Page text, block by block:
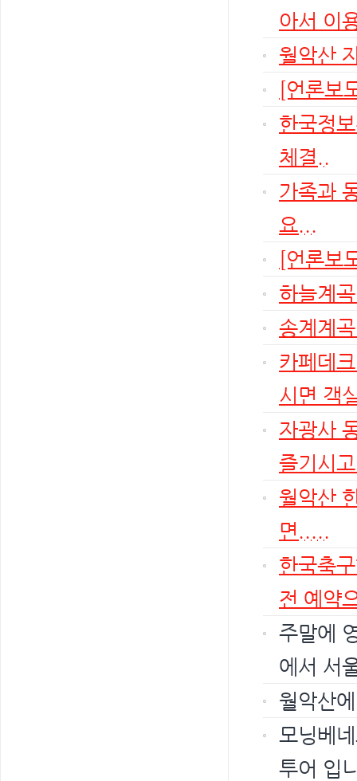
아서 이
월악산
[언론보
한국정
체결..
가족과
요...
[언론보
하늘계
송계계
카페데
시면 객
자광사
즐기시
월악산
면.....
한국축
전 예약
주말에
에서 서
월악산
모닝베
투어 입